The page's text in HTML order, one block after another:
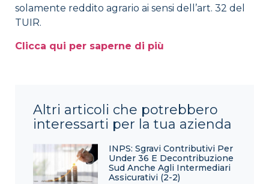
solamente reddito agrario ai sensi dell’art. 32 del
TUIR.
Clicca qui per saperne di più
Altri articoli che potrebbero
interessarti per la tua azienda
INPS: Sgravi Contributivi Per
Under 36 E Decontribuzione
Sud Anche Agli Intermediari
Assicurativi (2-2)